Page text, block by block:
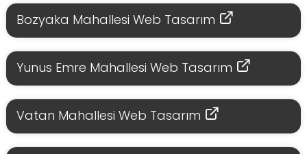
Bozyaka Mahallesi Web Tasarım
Yunus Emre Mahallesi Web Tasarım
Vatan Mahallesi Web Tasarım